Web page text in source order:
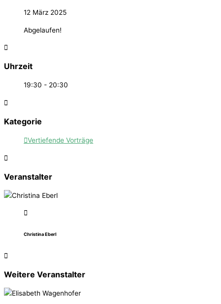
12 März 2025
Abgelaufen!
Uhrzeit
19:30 - 20:30
Kategorie
Vertiefende Vorträge
Veranstalter
Christina Eberl
Weitere Veranstalter